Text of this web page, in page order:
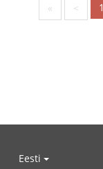
« < 1
Eesti